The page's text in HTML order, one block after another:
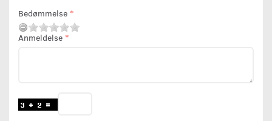
Bedømmelse
Anmeldelse